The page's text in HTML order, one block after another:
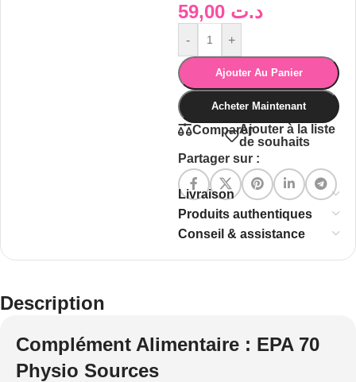
د.ت
- +
Ajouter Au Panier
Acheter Maintenant
ComparerAjouter à la liste
de souhaits
Partager sur :
Livraison
Produits authentiques
Conseil & assistance
Description
Complément Alimentaire : EPA 70
Physio Sources